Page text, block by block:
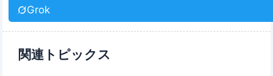
Grok
関連トピックス